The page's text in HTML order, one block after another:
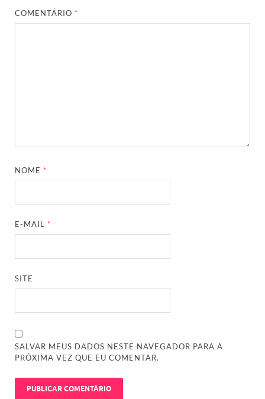
COMENTÁRIO*
NOME*
E-MAIL*
SITE
SALVAR MEUS DADOS NESTE NAVEGADOR PARA A
PRÓXIMA VEZ QUE EU COMENTAR.